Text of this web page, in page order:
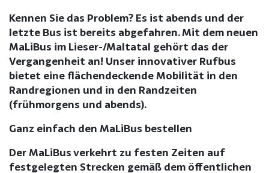
Kennen Sie das Problem? Es ist abends und der
letzte Bus ist bereits abgefahren. Mit dem neuen
MaLiBus im Lieser-/Maltatal gehört das der
Vergangenheit an! Unser innovativer Rufbus
bietet eine flächendeckende Mobilität in den
Randregionen und in den Randzeiten
(frühmorgens und abends).
Ganz einfach den MaLiBus bestellen
Der MaLiBus verkehrt zu festen Zeiten auf
festgelegten Strecken gemäß dem öffentlichen